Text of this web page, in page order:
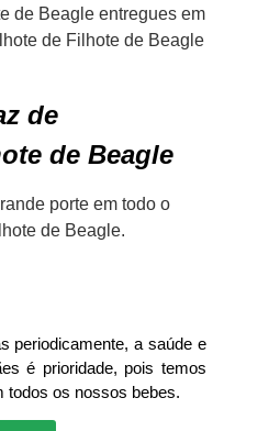
de Beagle entregues em
de Filhote de Beagle
de
de Beagle
porte em todo o
de Beagle.
periodicamente, a saúde e
é prioridade, pois temos
todos os nossos bebes.